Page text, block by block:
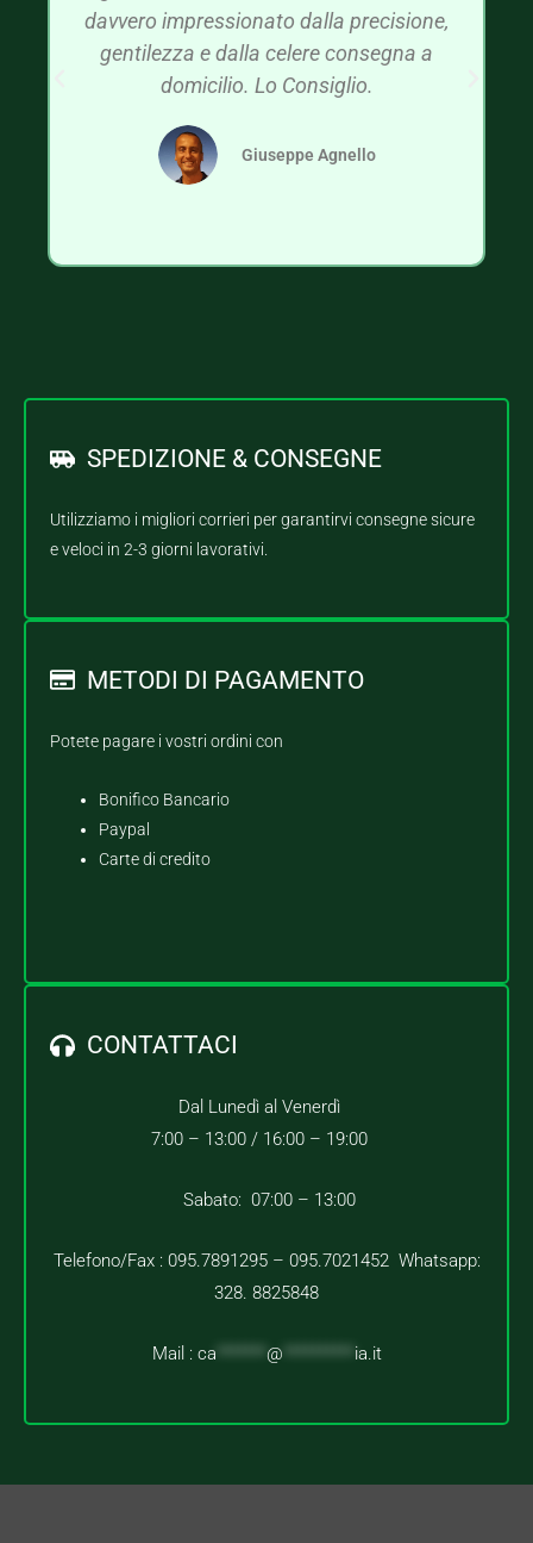
davvero impressionato dalla precisione,
gentilezza e dalla celere consegna a
domicilio. Lo Consiglio.
Giuseppe Agnello
SPEDIZIONE & CONSEGNE
Utilizziamo i migliori corrieri per garantirvi consegne sicure
e veloci in 2-3 giorni lavorativi.
METODI DI PAGAMENTO
Potete pagare i vostri ordini con
Bonifico Bancario
Paypal
Carte di credito
CONTATTACI
Dal Lunedì al Venerdì
7:00 – 13:00 / 16:00 – 19:00
Sabato: 07:00 – 13:00
Telefono/Fax : 095.7891295 – 095.7021452 Whatsapp:
328. 8825848
Mail : ca @ ia.it